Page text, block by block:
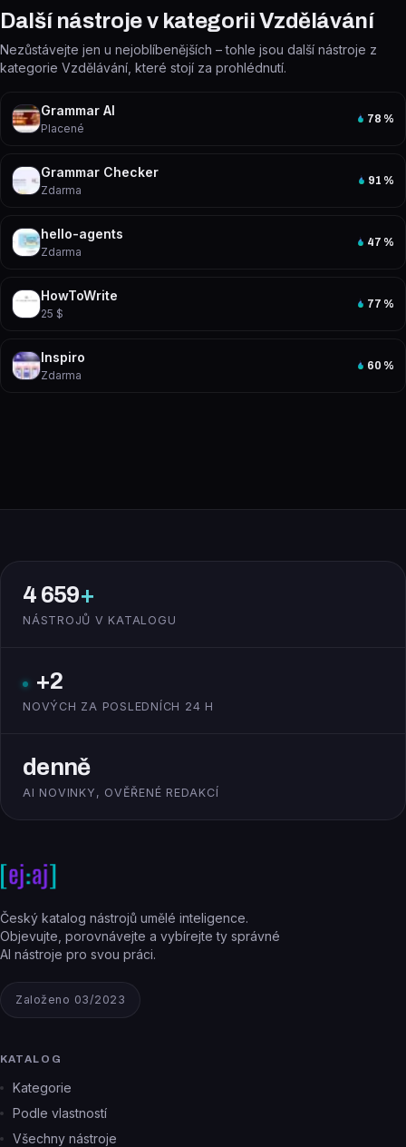
Další nástroje v kategorii Vzdělávání
Nezůstávejte jen u nejoblíbenějších – tohle jsou další nástroje z
kategorie Vzdělávání, které stojí za prohlédnutí.
Grammar AI
Placené
78 %
Grammar Checker
Zdarma
91 %
hello-agents
Zdarma
47 %
HowToWrite
25 $
77 %
Inspiro
Zdarma
60 %
4 659+
NÁSTROJŮ V KATALOGU
+2
NOVÝCH ZA POSLEDNÍCH 24 H
denně
AI NOVINKY, OVĚŘENÉ REDAKCÍ
Český katalog nástrojů umělé inteligence.
Objevujte, porovnávejte a vybírejte ty správné
AI nástroje pro svou práci.
Založeno 03/2023
KATALOG
Kategorie
Podle vlastností
Všechny nástroje